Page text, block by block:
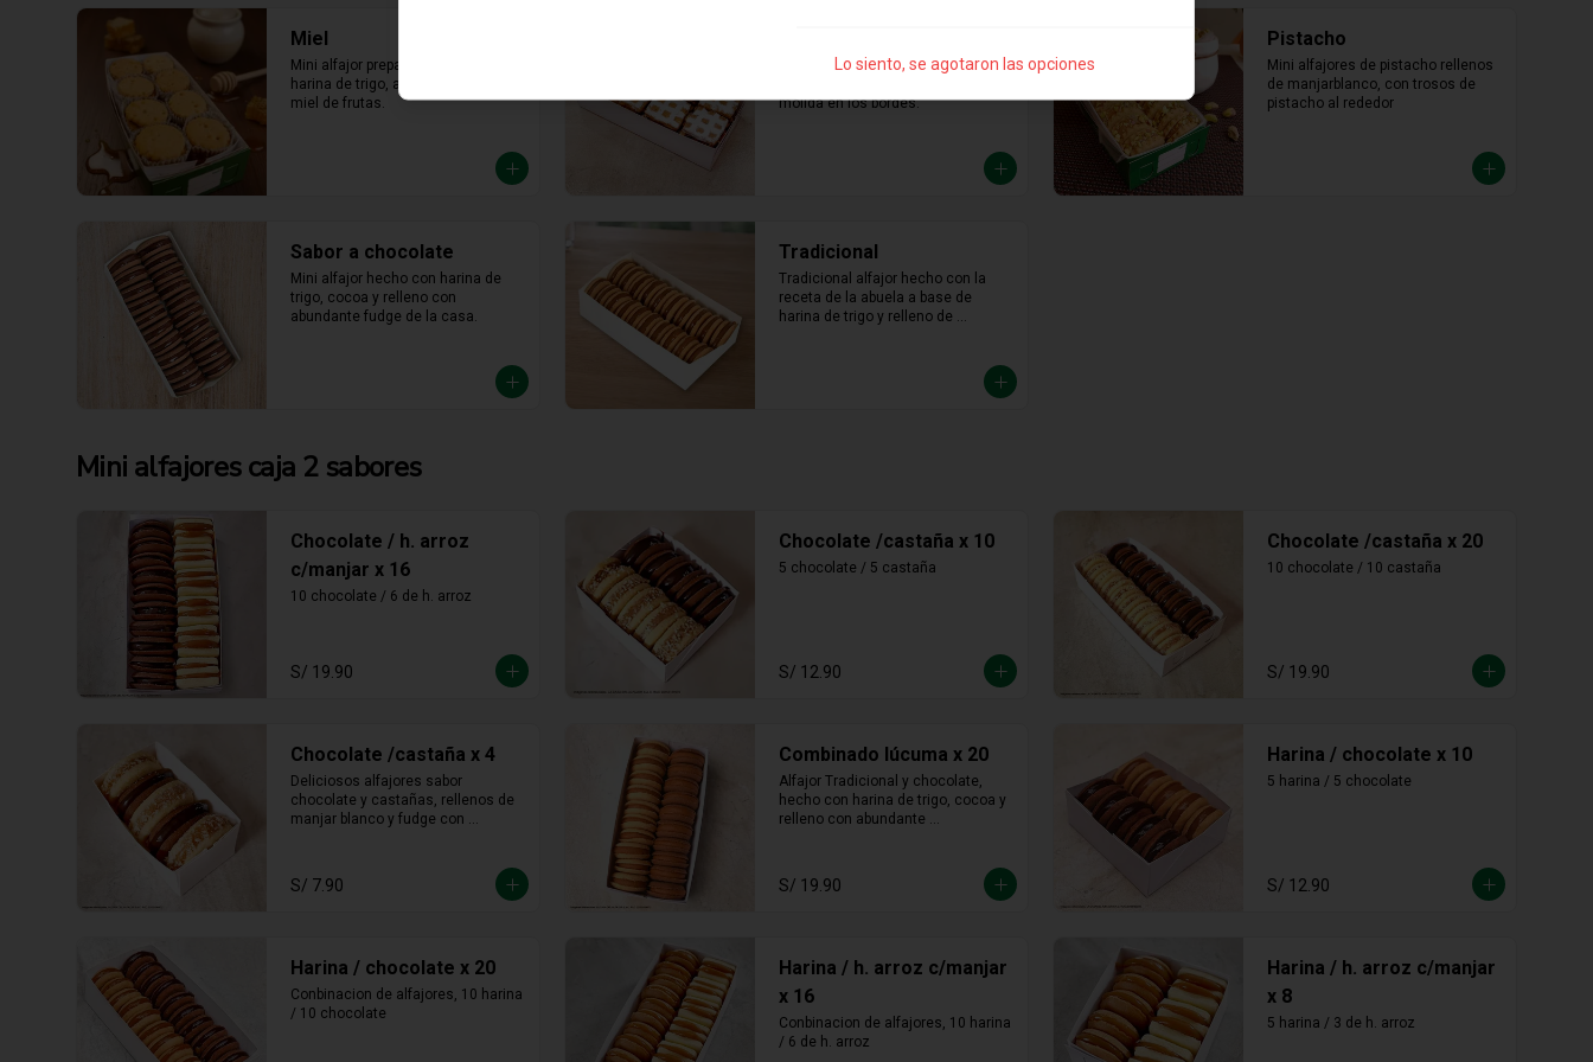
Miel
Mini alfajor preparado a base de
harina de trigo, anís y relleno con
miel de frutas.
Mini alfajor de pecana relleno de
molida en los bordes.
Pistacho
Mini alfajores de pistacho rellenos
de manjarblanco, con trosos de
pistacho al rededor
Sabor a chocolate
Mini alfajor hecho con harina de
trigo, cocoa y relleno con
abundante fudge de la casa.
Tradicional
Tradicional alfajor hecho con la
receta de la abuela a base de
harina de trigo y relleno de
Mini alfajores caja 2 sabores
Chocolate / h. arroz
c/manjar x 16
10 chocolate / 6 de h. arroz
S/ 19.90
Chocolate /castaña x 10
5 chocolate / 5 castaña
S/ 12.90
Chocolate /castaña x 20
10 chocolate / 10 castaña
S/ 19.90
Chocolate /castaña x 4
Deliciosos alfajores sabor
chocolate y castañas, rellenos de
manjar blanco y fudge con
S/ 7.90
Combinado lúcuma x 20
Alfajor Tradicional y chocolate,
hecho con harina de trigo, cocoa y
relleno con abundante
S/ 19.90
Harina / chocolate x 10
5 harina / 5 chocolate
S/ 12.90
Harina / chocolate x 20
Conbinacion de alfajores, 10 harina
/ 10 chocolate
Harina / h. arroz c/manjar
x 16
Conbinacion de alfajores, 10 harina
/ 6 de h. arroz
Harina / h. arroz c/manjar
x 8
5 harina / 3 de h. arroz
Lo siento, se agotaron las opciones